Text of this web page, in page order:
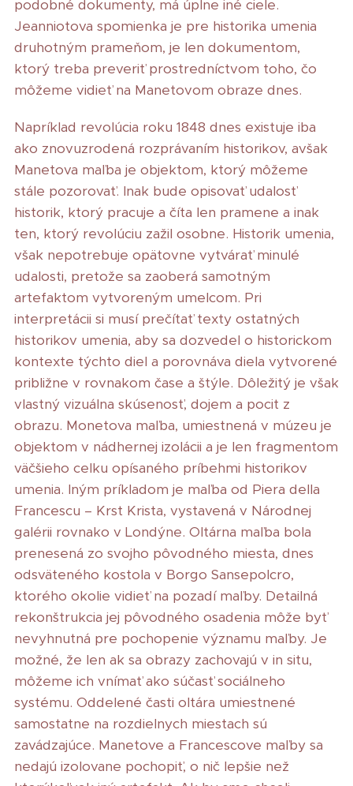
podobné dokumenty, má úplne iné ciele.
Jeanniotova spomienka je pre historika umenia
druhotným prameňom, je len dokumentom,
ktorý treba preveriť prostredníctvom toho, čo
môžeme vidieť na Manetovom obraze dnes.
Napríklad revolúcia roku 1848 dnes existuje iba
ako znovuzrodená rozprávaním historikov, avšak
Manetova maľba je objektom, ktorý môžeme
stále pozorovať. Inak bude opisovať udalosť
historik, ktorý pracuje a číta len pramene a inak
ten, ktorý revolúciu zažil osobne. Historik umenia,
však nepotrebuje opätovne vytvárať minulé
udalosti, pretože sa zaoberá samotným
artefaktom vytvoreným umelcom. Pri
interpretácii si musí prečítať texty ostatných
historikov umenia, aby sa dozvedel o historickom
kontexte týchto diel a porovnáva diela vytvorené
približne v rovnakom čase a štýle. Dôležitý je však
vlastný vizuálna skúsenosť, dojem a pocit z
obrazu. Monetova maľba, umiestnená v múzeu je
objektom v nádhernej izolácii a je len fragmentom
väčšieho celku opísaného príbehmi historikov
umenia. Iným príkladom je maľba od Piera della
Francescu – Krst Krista, vystavená v Národnej
galérii rovnako v Londýne. Oltárna maľba bola
prenesená zo svojho pôvodného miesta, dnes
odsväteného kostola v Borgo Sansepolcro,
ktorého okolie vidieť na pozadí maľby. Detailná
rekonštrukcia jej pôvodného osadenia môže byť
nevyhnutná pre pochopenie významu maľby. Je
možné, že len ak sa obrazy zachovajú v in situ,
môžeme ich vnímať ako súčasť sociálneho
systému. Oddelené časti oltára umiestnené
samostatne na rozdielnych miestach sú
zavádzajúce. Manetove a Francescove maľby sa
nedajú izolovane pochopiť, o nič lepšie než